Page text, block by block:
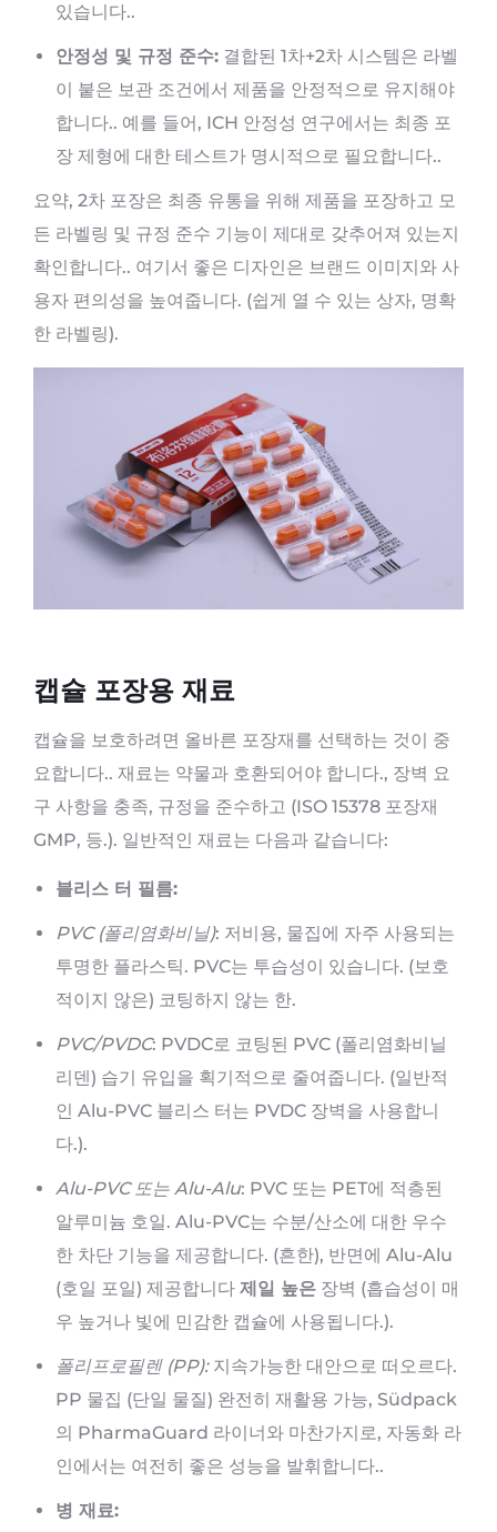
있습니다..
안정성 및 규정 준수: 결합된 1차+2차 시스템은 라벨
이 붙은 보관 조건에서 제품을 안정적으로 유지해야
합니다.. 예를 들어, ICH 안정성 연구에서는 최종 포
장 제형에 대한 테스트가 명시적으로 필요합니다..
요약, 2차 포장은 최종 유통을 위해 제품을 포장하고 모
든 라벨링 및 규정 준수 기능이 제대로 갖추어져 있는지
확인합니다.. 여기서 좋은 디자인은 브랜드 이미지와 사
용자 편의성을 높여줍니다. (쉽게 열 수 있는 상자, 명확
한 라벨링).
캡슐 포장용 재료
캡슐을 보호하려면 올바른 포장재를 선택하는 것이 중
요합니다.. 재료는 약물과 호환되어야 합니다., 장벽 요
구 사항을 충족, 규정을 준수하고 (ISO 15378 포장재
GMP, 등.). 일반적인 재료는 다음과 같습니다:
블리스 터 필름:
PVC (폴리염화비닐): 저비용, 물집에 자주 사용되는
투명한 플라스틱. PVC는 투습성이 있습니다. (보호
적이지 않은) 코팅하지 않는 한.
PVC/PVDC: PVDC로 코팅된 PVC (폴리염화비닐
리덴) 습기 유입을 획기적으로 줄여줍니다. (일반적
인 Alu-PVC 블리스 터는 PVDC 장벽을 사용합니
다.).
Alu-PVC 또는 Alu-Alu: PVC 또는 PET에 적층된
알루미늄 호일. Alu-PVC는 수분/산소에 대한 우수
한 차단 기능을 제공합니다. (흔한), 반면에 Alu-Alu
(호일 포일) 제공합니다 제일 높은 장벽 (흡습성이 매
우 높거나 빛에 민감한 캡슐에 사용됩니다.).
폴리프로필렌 (PP):지속가능한 대안으로 떠오르다.
PP 물집 (단일 물질) 완전히 재활용 가능, Südpack
의 PharmaGuard 라이너와 마찬가지로, 자동화 라
인에서는 여전히 좋은 성능을 발휘합니다..
병 재료: